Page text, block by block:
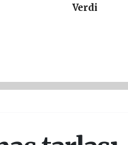
Verdi